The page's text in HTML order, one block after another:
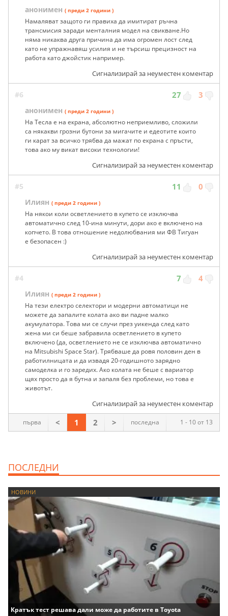
анонимен ( преди 2 години )
Намаляват защото ги правиха да имитират ръчна
трансмисия заради менталния модел на свикване.Но
няма никаква друга причина да има огромен лост след
като не упражнавяш усилия и не търсиш прецизност на
работа като джойстик например.
Сигнализирай за неуместен коментар
#6 27 3
анонимен ( преди 2 години )
На Тесла е на екрана, абсолютно неприемливо, сложили
са някакви грозни бутони за мигачите и едеотите които
ги карат за всичко трябва да мажат по екрана с пръсти,
това ако му викат високи технологии!
Сигнализирай за неуместен коментар
#5 11 0
Илиян ( преди 2 години )
На някои коли осветлението в купето се изключва
автоматично след 10-ина минути, дори ако е включено на
копчето. В това отношение недолюбвания ми ФВ Тигуан
е безопасен :)
Сигнализирай за неуместен коментар
#4 7 4
Илиян ( преди 2 години )
На тези електро селектори и модерни автоматици не
можете да запалите колата ако ви падне малко
акумулатора. Това ми се случи през уикенда след като
жена ми си беше забравила осветлението в купето
включено (да, осветлението не се изключва автоматично
на Mitsubishi Space Star). Трябваше да ровя половин ден в
работилницата и да извадя 20-годишното зарядно
самоделка и го заредих. Ако колата не беше с вариатор
щях просто да я бутна и запаля без проблеми, но това е
животът.
Сигнализирай за неуместен коментар
1 - 10 от 13
първа < 1 2 > последна
ПОСЛЕДНИ
НОВИНИ
Кратък тест решава дали може да работите в Toyota